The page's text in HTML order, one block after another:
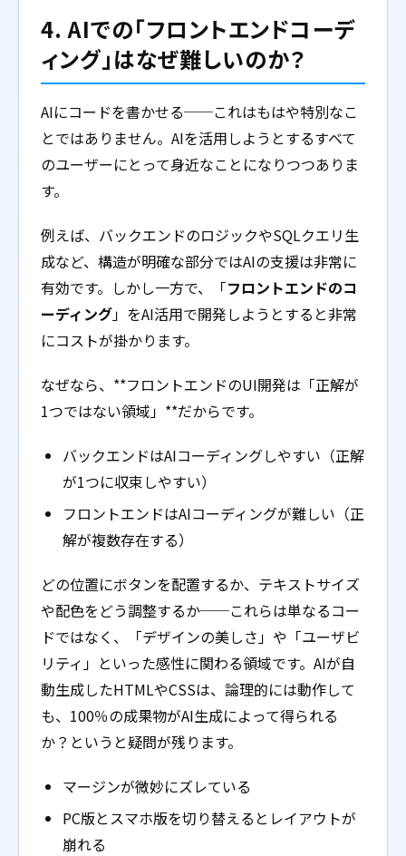
4. AIでの「フロントエンドコーデ
ィング」はなぜ難しいのか？
AIにコードを書かせる──これはもはや特別なこ
とではありません。AIを活用しようとするすべて
のユーザーにとって身近なことになりつつありま
す。
例えば、バックエンドのロジックやSQLクエリ生
成など、構造が明確な部分ではAIの支援は非常に
有効です。しかし一方で、「フロントエンドのコ
ーディング」をAI活用で開発しようとすると非常
にコストが掛かります。
なぜなら、**フロントエンドのUI開発は「正解が
1つではない領域」**だからです。
バックエンドはAIコーディングしやすい（正解
が1つに収束しやすい）
フロントエンドはAIコーディングが難しい（正
解が複数存在する）
どの位置にボタンを配置するか、テキストサイズ
や配色をどう調整するか──これらは単なるコー
ドではなく、「デザインの美しさ」や「ユーザビ
リティ」といった感性に関わる領域です。AIが自
動生成したHTMLやCSSは、論理的には動作して
も、100％の成果物がAI生成によって得られる
か？というと疑問が残ります。
マージンが微妙にズレている
PC版とスマホ版を切り替えるとレイアウトが
崩れる